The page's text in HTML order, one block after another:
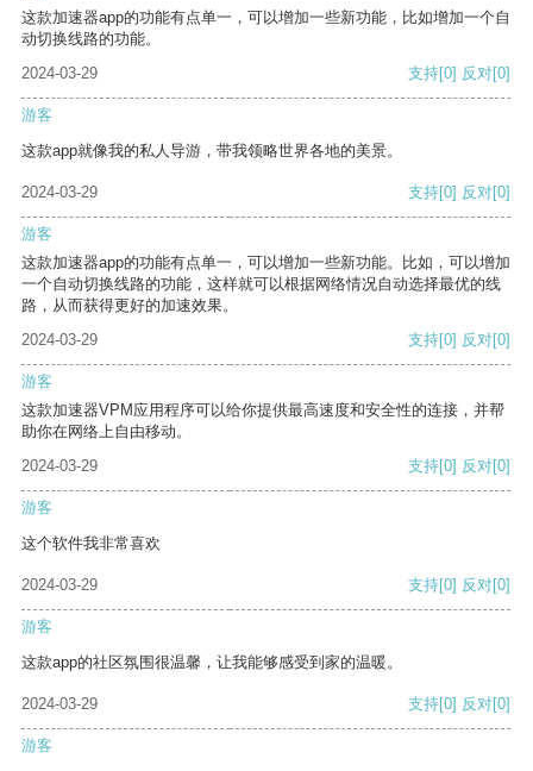
这款加速器app的功能有点单一，可以增加一些新功能，比如增加一个自
动切换线路的功能。
2024-03-29
支持[0] 反对[0]
游客
这款app就像我的私人导游，带我领略世界各地的美景。
2024-03-29 支持[0] 反对[0]
游客
这款加速器app的功能有点单一，可以增加一些新功能。比如，可以增加
一个自动切换线路的功能，这样就可以根据网络情况自动选择最优的线
路，从而获得更好的加速效果。
2024-03-29
支持[0] 反对[0]
游客
这款加速器VPM应用程序可以给你提供最高速度和安全性的连接，并帮
助你在网络上自由移动。
2024-03-29
支持[0] 反对[0]
游客
这个软件我非常喜欢
2024-03-29 支持[0] 反对[0]
游客
这款app的社区氛围很温馨，让我能够感受到家的温暖。
2024-03-29 支持[0] 反对[0]
游客